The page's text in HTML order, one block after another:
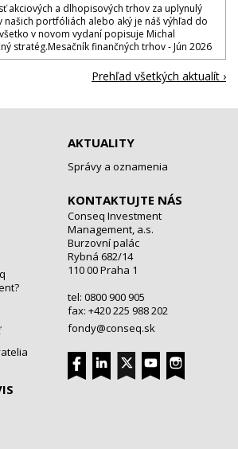
akciových a dlhopisových trhov za uplynulý
našich portfóliách alebo aký je náš výhľad do
v novom vydaní popisuje Michal
stratég.Mesačník finančných trhov - Jún 2026
Prehľad všetkých aktualít ›
AKTUALITY
Správy a oznamenia
KONTAKTUJTE NÁS
Conseq Investment
Management, a.s.
Burzovní palác
Rybná 682/14
110 00 Praha 1
tel: 0800 900 905
fax: +420 225 988 202
fondy@conseq.sk